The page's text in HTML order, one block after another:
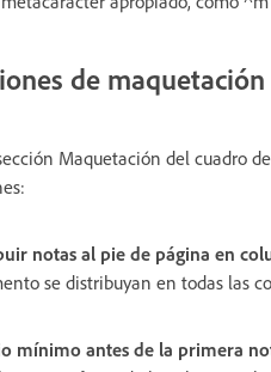
de
Maquetación del cuadro
notas al pie de página en
se distribuyan en todas las
mínimo antes de la primera